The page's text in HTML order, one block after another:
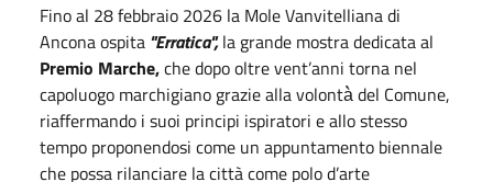
Fino al 28 febbraio 2026 la Mole Vanvitelliana di
Ancona ospita "Erratica",la grande mostra dedicata al
Premio Marche,che dopo oltre vent’anni torna nel
capoluogo marchigiano grazie alla volontà̀ del Comune,
riaffermando i suoi principi ispiratori e allo stesso
tempo proponendosi come un appuntamento biennale
che possa rilanciare la città come polo d’arte